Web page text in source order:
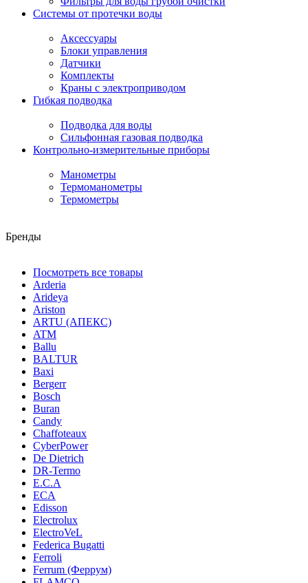
Системы от протечки воды
Аксессуары
Блоки управления
Датчики
Комплекты
Краны с электроприводом
Гибкая подводка
Подводка для воды
Сильфонная газовая подводка
Контрольно-измерительные приборы
Манометры
Термоманометры
Термометры
Бренды
Посмотреть все товары
Arderia
Arideya
Ariston
ARTU (АПЕКС)
ATM
Ballu
BALTUR
Baxi
Bergerr
Bosch
Buran
Candy
Chaffoteaux
CyberPower
De Dietrich
DR-Termo
E.C.A
ECA
Edisson
Electrolux
ElectroVeL
Federica Bugatti
Ferroli
Ferrum (Феррум)